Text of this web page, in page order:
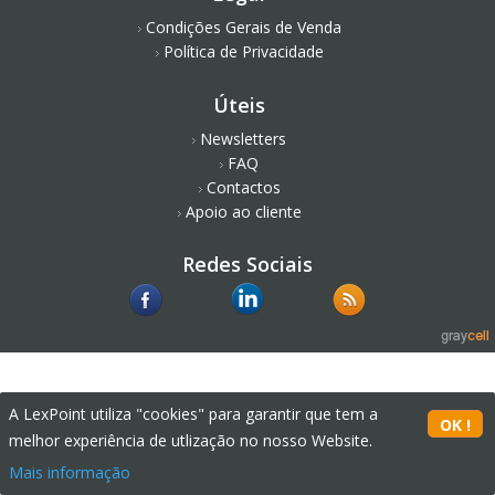
Condições Gerais de Venda
Política de Privacidade
Úteis
Newsletters
FAQ
Contactos
Apoio ao cliente
Redes Sociais
A LexPoint utiliza "cookies" para garantir que tem a
melhor experiência de utlização no nosso Website.
Mais informação